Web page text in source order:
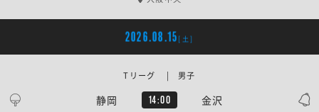
2026.08.15 [土]
静岡 14:00 金沢
Tリーグ | 男子